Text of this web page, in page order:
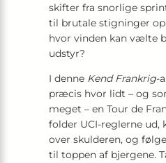
skifter fra snorlige
til brutale stigninger
hvor vinden kan vælte
udstyr?
I denne Kend Frankrig-
præcis hvor lidt – og
meget – en Tour de
folder UCI-reglerne ud,
over skulderen, og
til toppen af bjergene.